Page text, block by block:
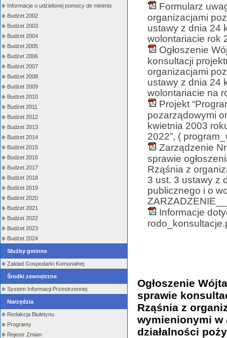
Informacje o udzielonej pomocy de minimis
Budżet 2002
Budżet 2003
Budżet 2004
Budżet 2005
Budżet 2006
Budżet 2007
Budżet 2008
Budżet 2009
Budżet 2010
Budżet 2011
Budżet 2012
Budżet 2013
Budżet 2014
Budżet 2015
Budżet 2016
Budżet 2017
Budżet 2018
Budżet 2019
Budżet 2020
Budżet 2021
Budżet 2022
Budżet 2023
Budżet 2024
Służby gminne
Zakład Gospodarki Komunalnej
Środki zewnętrzne
System Informacji Przestrzennej
Narzędzia
Redakcja Biuletynu
Programy
Rejestr Zmian
Formularz
organizacjami
ustawy z dnia 24
wolontariacie rok
Ogłoszenie
konsultacji
organizacjami
ustawy z dnia 24
wolontariacie na
Projekt
pozarządowymi
kwietnia 2003
2022”, (
Zarządzenie
sprawie
Rząśnia z
3 ust. 3 ustawy z
publicznego i o
Informacje
Ogłoszenie
sprawie
Rząśnia z
wymienionymi w
działalności